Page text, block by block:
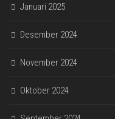
Januari 2025
Desember 2024
November 2024
Oktober 2024